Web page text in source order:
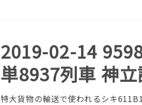
2019-02-14
単8937列車 神
特大貨物の輸送で使われるシキ